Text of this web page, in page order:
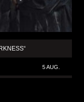
5 AUG.